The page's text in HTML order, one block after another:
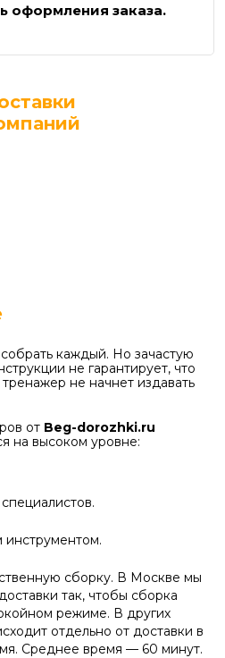
оформления заказа.
каждый. Но зачастую
не гарантирует, что
не начнет издавать
от Beg-dorozhki.ru
на высоком уровне:
сборку. В Москве мы
так, чтобы сборка
режиме. В других
отдельно от доставки в
Среднее время — 60 минут.